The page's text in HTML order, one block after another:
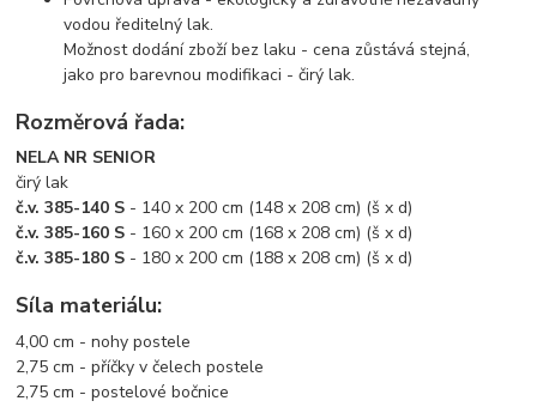
vodou ředitelný lak.
Možnost dodání zboží bez laku - cena zůstává stejná,
jako pro barevnou modifikaci - čirý lak.
Rozměrová řada:
NELA NR SENIOR
čirý lak
č.v. 385-140 S - 140 x 200 cm (148 x 208 cm) (š x d)
č.v. 385-160 S - 160 x 200 cm (168 x 208 cm) (š x d)
č.v. 385-180 S - 180 x 200 cm (188 x 208 cm) (š x d)
Síla materiálu:
4,00 cm - nohy postele
2,75 cm - příčky v čelech postele
2,75 cm - postelové bočnice